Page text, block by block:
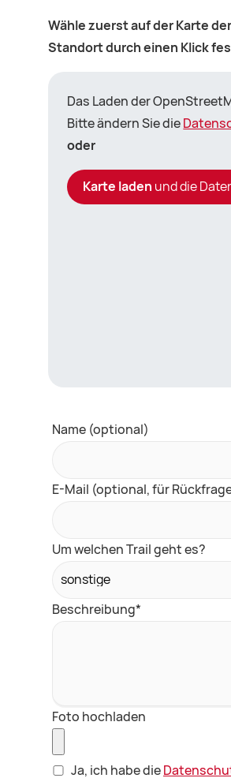
Wähle zuerst auf der Karte
Standort durch einen Klick
Das Laden der
Bitte ändern Sie die
oder
Karte laden und die
Name (optional)
E-Mail (optional, für
Um welchen Trail geht es?
Pflichtfeld
Beschreibung*
Foto hochladen
Ja, ich habe die